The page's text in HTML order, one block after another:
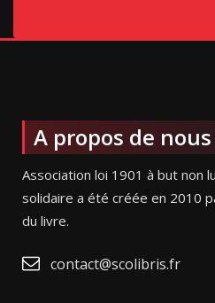
A propos de nous
Association loi 1901 à but non
solidaire a été créée en 2010
du livre.
contact@scolibris.fr